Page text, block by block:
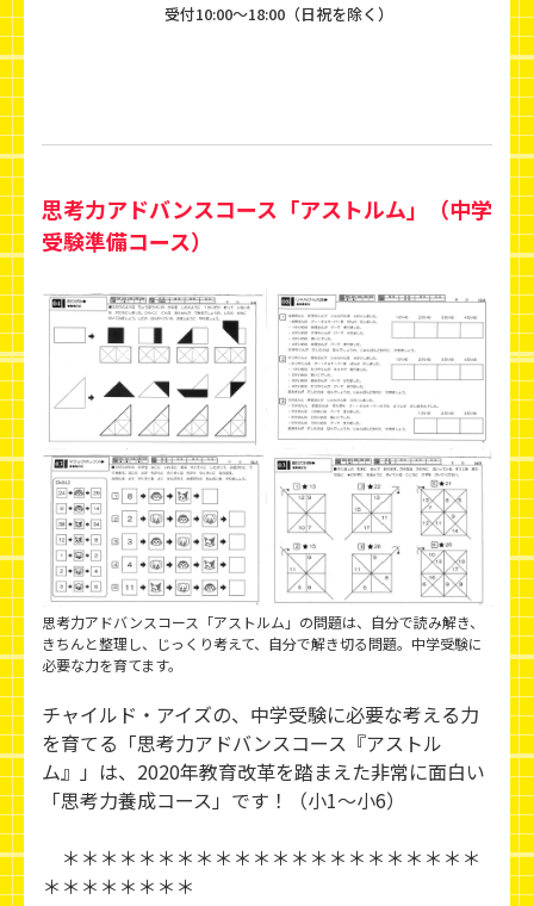
受付10:00〜18:00（日祝を除く）
思考力アドバンスコース「アストルム」（中学
受験準備コース）
思考力アドバンスコース「アストルム」の問題は、自分で読み解き、
きちんと整理し、じっくり考えて、自分で解き切る問題。中学受験に
必要な力を育てます。
チャイルド・アイズの、中学受験に必要な考える力
を育てる「思考力アドバンスコース『アストル
ム』」は、2020年教育改革を踏まえた非常に面白い
「思考力養成コース」です！（小1～小6）
＊＊＊＊＊＊＊＊＊＊＊＊＊＊＊＊＊＊＊＊＊＊
＊＊＊＊＊＊＊＊